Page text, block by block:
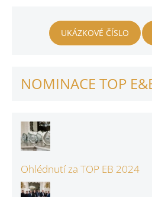
UKÁZKOVÉ ČÍSLO
NOMINACE TOP
Ohlédnutí za TOP EB 2024